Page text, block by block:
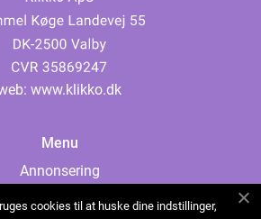
www.klikko.dk
Menu
Annonsering
cookies til at huske dine indstillinger,